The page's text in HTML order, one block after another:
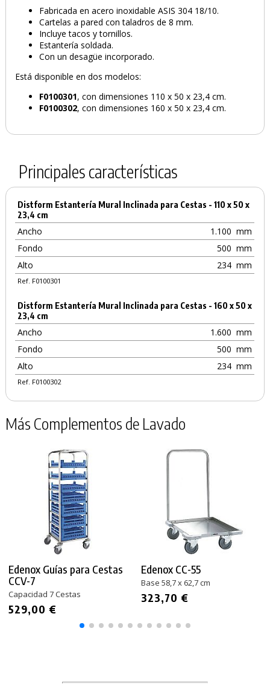
PRODUCTO AÑADIDO AL CARRITO
Fabricada en acero inoxidable ASIS 304 18/10.
Cartelas a pared con taladros de 8 mm.
Incluye tacos y tornillos.
Estantería soldada.
Con un desagüe incorporado.
Está disponible en dos modelos:
F0100301, con dimensiones 110 x 50 x 23,4 cm.
F0100302, con dimensiones 160 x 50 x 23,4 cm.
Principales características
Distform Estantería Mural Inclinada para Cestas - 110 x 50 x
23,4 cm
Ancho 1.100 mm
Fondo
500 mm
Alto
234 mm
Ref. F0100301
Distform Estantería Mural Inclinada para Cestas - 160 x 50 x
23,4 cm
Ancho 1.600 mm
Fondo
500 mm
Alto
234 mm
Ref. F0100302
Más Complementos de Lavado
Edenox Guías para Cestas
CCV-7
Capacidad 7 Cestas
529,00 €
Edenox CC-55
Base 58,7 x 62,7 cm
323,70 €